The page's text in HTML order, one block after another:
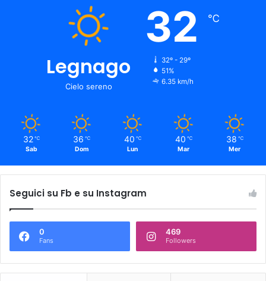
Legnago
Cielo sereno
32 ℃
32º - 29º
51%
6.35 km/h
32 ℃
Sab
36 ℃
Dom
40 ℃
Lun
40 ℃
Mar
38 ℃
Mer
Seguici su Fb e su Instagram
0
Fans
469
Followers